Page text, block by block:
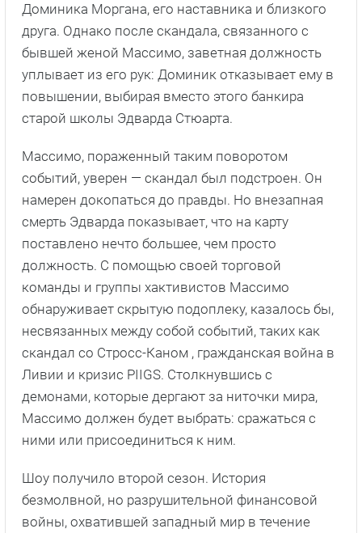
Доминика Моргана, его наставника и близкого
друга. Однако после скандала, связанного с
бывшей женой Массимо, заветная должность
уплывает из его рук: Доминик отказывает ему в
повышении, выбирая вместо этого банкира
старой школы Эдварда Стюарта.
Массимо, пораженный таким поворотом
событий, уверен — скандал был подстроен. Он
намерен докопаться до правды. Но внезапная
смерть Эдварда показывает, что на карту
поставлено нечто большее, чем просто
должность. С помощью своей торговой
команды и группы хактивистов Массимо
обнаруживает скрытую подоплеку, казалось бы,
несвязанных между собой событий, таких как
скандал со Стросс-Каном , гражданская война в
Ливии и кризис PIIGS. Столкнувшись с
демонами, которые дергают за ниточки мира,
Массимо должен будет выбрать: сражаться с
ними или присоединиться к ним.
Шоу получило второй сезон. История
безмолвной, но разрушительной финансовой
войны, охватившей западный мир в течение